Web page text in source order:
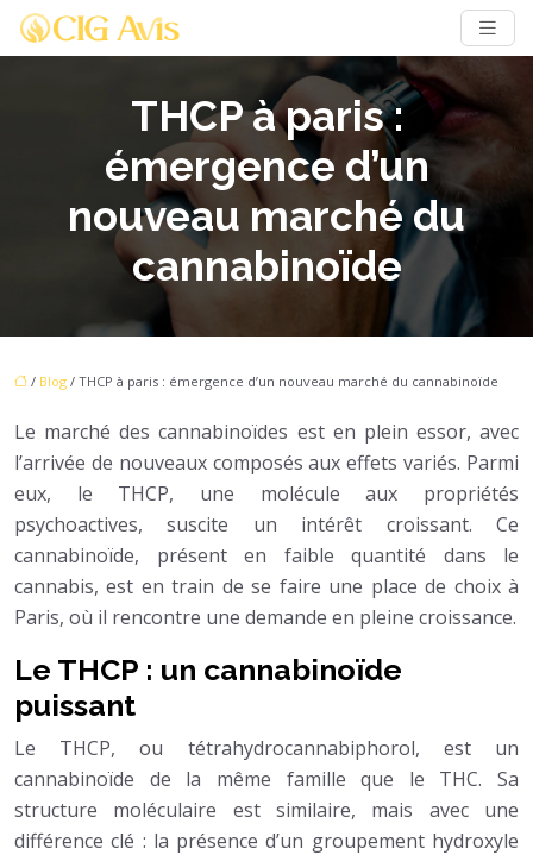
THCP à paris :
émergence d’un
nouveau marché du
cannabinoïde
/ Blog / THCP à paris : émergence d’un nouveau marché du cannabinoïde
Le marché des cannabinoïdes est en plein essor, avec
l’arrivée de nouveaux composés aux effets variés. Parmi
eux, le THCP, une molécule aux propriétés
psychoactives, suscite un intérêt croissant. Ce
cannabinoïde, présent en faible quantité dans le
cannabis, est en train de se faire une place de choix à
Paris, où il rencontre une demande en pleine croissance.
Le THCP : un cannabinoïde
puissant
Le THCP, ou tétrahydrocannabiphorol, est un
cannabinoïde de la même famille que le THC. Sa
structure moléculaire est similaire, mais avec une
différence clé : la présence d’un groupement hydroxyle